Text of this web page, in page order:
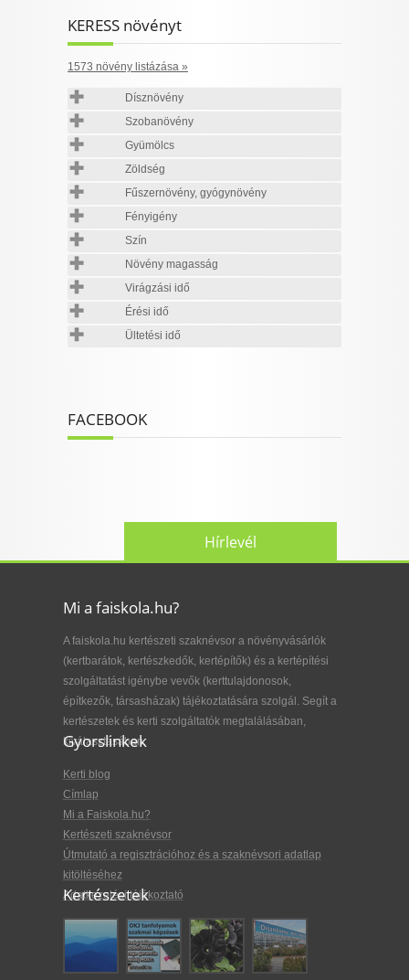
KERESS növényt
1573 növény listázása »
Dísznövény
Szobanövény
Gyümölcs
Zöldség
Fűszernövény, gyógynövény
Fényigény
Szín
Növény magasság
Virágzási idő
Érési idő
Ültetési idő
FACEBOOK
Hírlevél
Mi a faiskola.hu?
A faiskola.hu kertészeti szaknévsor a növényvásárlók
(kertbarátok, kertészkedők, kertépítők) és a kertépítési
szolgáltatást igénybe vevők (kerttulajdonosok,
építkezők, társasházak) tájékoztatására szolgál. Segít a
kertészetek és kerti szolgáltatók megtalálásában,
kiválasztásában.
Gyorslinkek
Kerti blog
Címlap
Mi a Faiskola.hu?
Kertészeti szaknévsor
Útmutató a regisztrációhoz és a szaknévsori adatlap
kitöltéséhez
Adatkezelési tájékoztató
Kertészetek